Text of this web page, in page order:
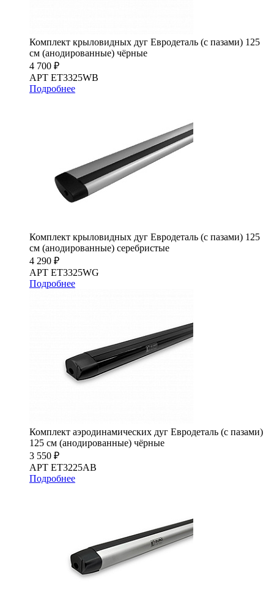
Комплект крыловидных дуг Евродеталь (с пазами) 125
см (анодированные) чёрные
4 700 ₽
АРТ ET3325WB
Подробнее
Комплект крыловидных дуг Евродеталь (с пазами) 125
см (анодированные) серебристые
4 290 ₽
АРТ ET3325WG
Подробнее
Комплект аэродинамических дуг Евродеталь (с пазами)
125 см (анодированные) чёрные
3 550 ₽
АРТ ET3225AB
Подробнее